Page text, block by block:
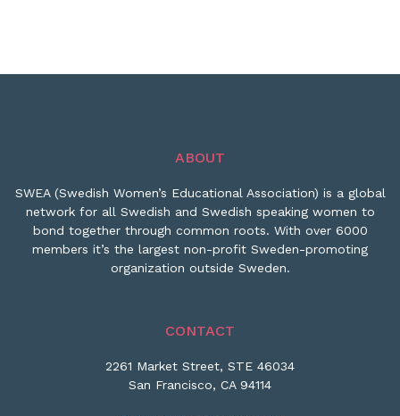
ABOUT
SWEA (Swedish Women’s Educational Association) is a global
network for all Swedish and Swedish speaking women to
bond together through common roots. With over 6000
members it’s the largest non-profit Sweden-promoting
organization outside Sweden.
CONTACT
2261 Market Street, STE 46034
San Francisco, CA 94114